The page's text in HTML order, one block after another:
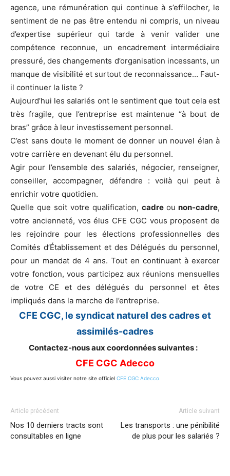
agence, une rémunération qui continue à s’effilocher, le
sentiment de ne pas être entendu ni compris, un niveau
d’expertise supérieur qui tarde à venir valider une
compétence reconnue, un encadrement intermédiaire
pressuré, des changements d’organisation incessants, un
manque de visibilité et surtout de reconnaissance… Faut-
il continuer la liste ?
Aujourd’hui les salariés ont le sentiment que tout cela est
très fragile, que l’entreprise est maintenue “à bout de
bras” grâce à leur investissement personnel.
C’est sans doute le moment de donner un nouvel élan à
votre carrière en devenant élu du personnel.
Agir pour l’ensemble des salariés, négocier, renseigner,
conseiller, accompagner, défendre : voilà qui peut à
enrichir votre quotidien.
Quelle que soit votre qualification, cadre ou non-cadre,
votre ancienneté, vos élus CFE CGC vous proposent de
les rejoindre pour les élections professionnelles des
Comités d’Établissement et des Délégués du personnel,
pour un mandat de 4 ans. Tout en continuant à exercer
votre fonction, vous participez aux réunions mensuelles
de votre CE et des délégués du personnel et êtes
impliqués dans la marche de l’entreprise.
CFE CGC, le syndicat naturel des cadres et
assimilés-cadres
Contactez-nous aux coordonnées suivantes :
CFE CGC Adecco
Vous pouvez aussi visiter notre site officiel CFE CGC Adecco
Article précédent
Nos 10 derniers tracts sont
consultables en ligne
Article suivant
Les transports : une pénibilité
de plus pour les salariés ?